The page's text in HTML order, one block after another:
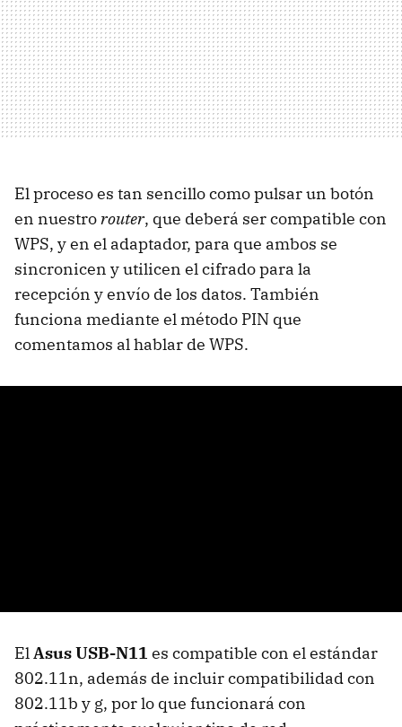
El proceso es tan sencillo como pulsar un botón
en nuestrorouter, que deberá ser compatible con
WPS, y en el adaptador, para que ambos se
sincronicen y utilicen el cifrado para la
recepción y envío de los datos. También
funciona mediante el método PIN que
comentamos al hablar de WPS.
ElAsus USB-N11 es compatible con el estándar
802.11n, además de incluir compatibilidad con
802.11b y g, por lo que funcionará con